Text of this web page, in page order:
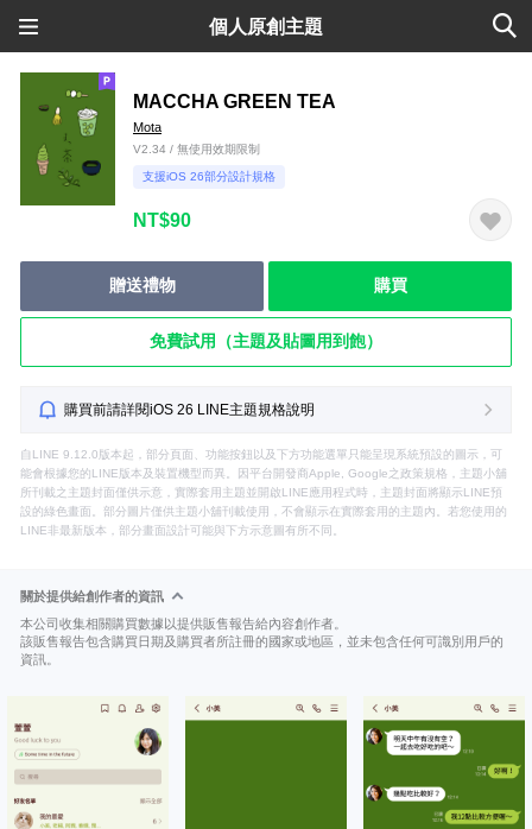
個人原創主題
MACCHA GREEN TEA
Mota
V2.34 / 無使用效期限制
支援iOS 26部分設計規格
NT$90
贈送禮物 購買
免費試用（主題及貼圖用到飽）
購買前請詳閱iOS 26 LINE主題規格說明
自LINE 9.12.0版本起，部分頁面、功能按鈕以及下方功能選單只能呈現系統預設的圖示，可
能會根據您的LINE版本及裝置機型而異。因平台開發商Apple, Google之政策規格，主題小舖
所刊載之主題封面僅供示意，實際套用主題並開啟LINE應用程式時，主題封面將顯示LINE預
設的綠色畫面。部分圖片僅供主題小舖刊載使用，不會顯示在實際套用的主題內。若您使用的
LINE非最新版本，部分畫面設計可能與下方示意圖有所不同。
關於提供給創作者的資訊
本公司收集相關購買數據以提供販售報告給內容創作者。
該販售報告包含購買日期及購買者所註冊的國家或地區，並未包含任何可識別用戶的
資訊。